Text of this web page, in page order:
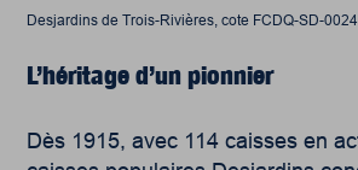
Desjardins de Trois-Rivières, cote FCDQ-SD-
L’héritage d’un pionnier
Dès 1915, avec 114 caisses en